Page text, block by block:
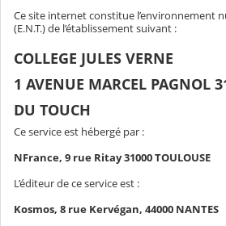
Ce site internet constitue l’environnement
(E.N.T.) de l’établissement suivant :
COLLEGE JULES VERNE
1 AVENUE MARCEL PAGNOL
DU TOUCH
Ce service est hébergé par :
NFrance, 9 rue Ritay 31000 TOULOUSE
L’éditeur de ce service est :
Kosmos, 8 rue Kervégan, 44000 NANTES